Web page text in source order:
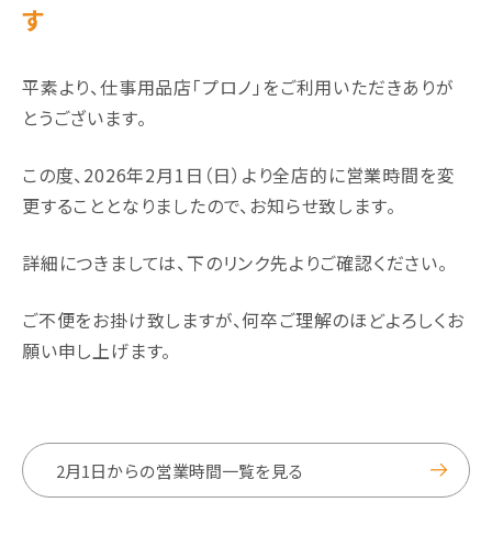
す
平素より、仕事用品店「プロノ」をご利用いただきありが
とうございます。
この度、2026年2月1日（日）より全店的に営業時間を変
更することとなりましたので、お知らせ致します。
詳細につきましては、下のリンク先よりご確認ください。
ご不便をお掛け致しますが、何卒ご理解のほどよろしくお
願い申し上げます。
2月1日からの営業時間一覧を見る